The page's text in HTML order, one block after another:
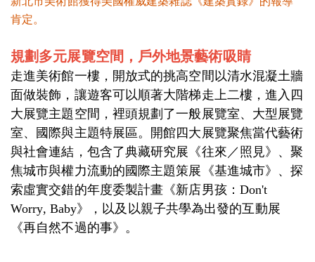
肯定。
規劃多元展覽空間，戶外地景藝術吸睛
走進美術館一樓，開放式的挑高空間以清水混凝土牆
面做裝飾，讓遊客可以順著大階梯走上二樓，進入四
大展覽主題空間，裡頭規劃了一般展覽室、大型展覽
室、國際與主題特展區。開館四大展覽聚焦當代藝術
與社會連結，包含了典藏研究展《往來／照見》、聚
焦城市與權力流動的國際主題策展《基進城市》、探
索虛實交錯的年度委製計畫《新店男孩：Don't
Worry, Baby》，以及以親子共學為出發的互動展
《再自然不過的事》。